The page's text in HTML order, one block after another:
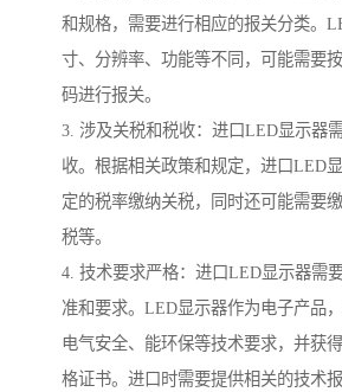
和规格，需要进行相应的报关分类。
寸、分辨率、功能等不同，可能需要
码进行报关。
3. 涉及关税和税收：进口LED显示器
收。根据相关政策和规定，进口LED
定的税率缴纳关税，同时还可能需要
税等。
4. 技术要求严格：进口LED显示器需
准和要求。LED显示器作为电子产品
电气安全、能环保等技术要求，并获
格证书。进口时需要提供相关的技术报